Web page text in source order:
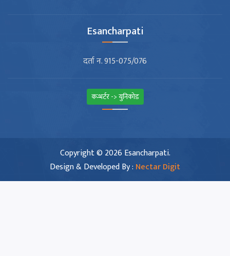
Esancharpati
दर्ता न. 915-075/076
कन्भर्टर -> युनिकोड
Copyright © 2026 Esancharpati.
Design & Developed By : Nectar Digit